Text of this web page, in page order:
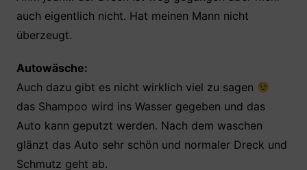
auch eigentlich nicht. Hat meinen Mann nicht
überzeugt.
Autowäsche:
Auch dazu gibt es nicht wirklich viel zu sagen
das Shampoo wird ins Wasser gegeben und das
Auto kann geputzt werden. Nach dem waschen
glänzt das Auto sehr schön und normaler Dreck und
Schmutz geht ab.